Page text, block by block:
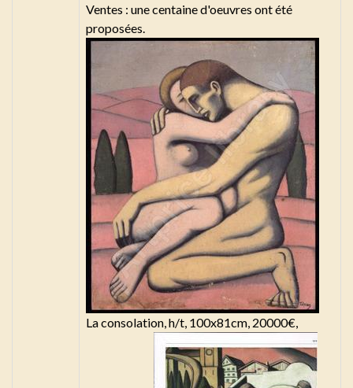
Ventes : une centaine d'oeuvres ont été
proposées.
La consolation, h/t, 100x81cm, 20000€,